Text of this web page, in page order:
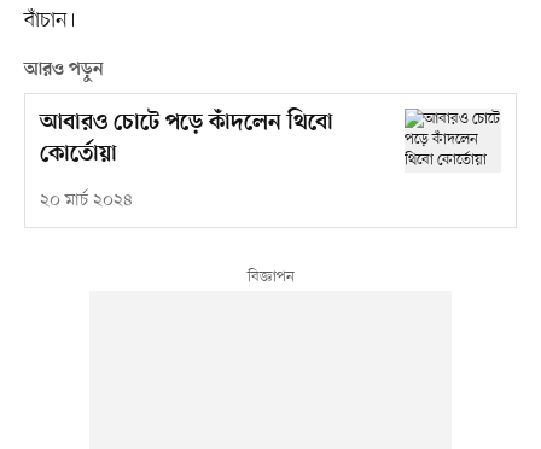
বাঁচান।
আরও পড়ুন
আবারও চোটে পড়ে কাঁদলেন থিবো
কোর্তোয়া
২০ মার্চ ২০২৪